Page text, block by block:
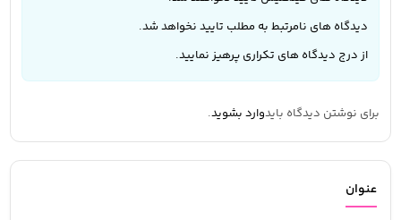
دیدگاه های نامرتبط به مطلب تایید نخواهد شد.
از درج دیدگاه های تکراری پرهیز نمایید.
برای نوشتن دیدگاه بایدوارد بشوید.
عنوان